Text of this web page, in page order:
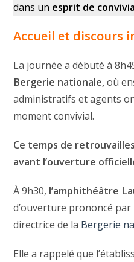
dans un esprit de
Accueil et discours
La journée a débuté à
Bergerie nationale,où
administratifs et agents
moment convivial.
Ce temps de
avant l’ouverture
À 9h30, l’amphithéâtre
d’ouverture prononcé par
directrice de la Bergerie
Elle a rappelé que